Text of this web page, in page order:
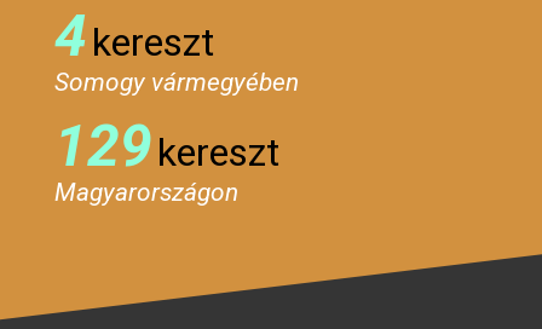
4kereszt
Somogy vármegyében
129kereszt
Magyarországon